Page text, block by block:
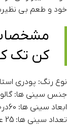
خود و طعم بی
کن تک
نوع رنگ: پودری
جنس سینی ها:
ابعاد سینی ها: 60در80
تعداد سینی ها: 25 عدد